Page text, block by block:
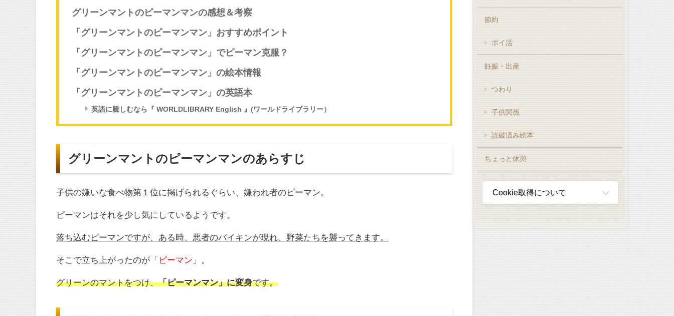
グリーンマントのピーマンマンの感想＆考察
「グリーンマントのピーマンマン」おすすめポイント
「グリーンマントのピーマンマン」でピーマン克服？
「グリーンマントのピーマンマン」の絵本情報
「グリーンマントのピーマンマン」の英語本
英語に親しむなら『 WORLDLIBRARY English 』(ワールドライブラリー）
グリーンマントのピーマンマンのあらすじ
子供の嫌いな食べ物第１位に掲げられるぐらい、嫌われ者のピーマン。
ピーマンはそれを少し気にしているようです。
落ち込むピーマンですが、ある時、悪者のバイキンが現れ、野菜たちを襲ってきます。
そこで立ち上がったのが「 ピーマン 」。
グリーンのマントをつけ、「ピーマンマン」に変身です。
節約
ポイ活
妊娠・出産
つわり
子供関係
読破済み絵本
ちょっと休憩
Cookie取得について